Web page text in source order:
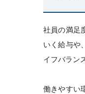
社員の満足
いく給与や
イフバラン
働きやすい